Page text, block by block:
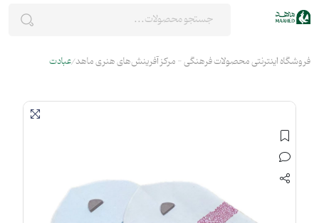
فروشگاه اینترنتی محصولات فرهنگی - مرکز آفرینش‌های هنری ماهد عبادت